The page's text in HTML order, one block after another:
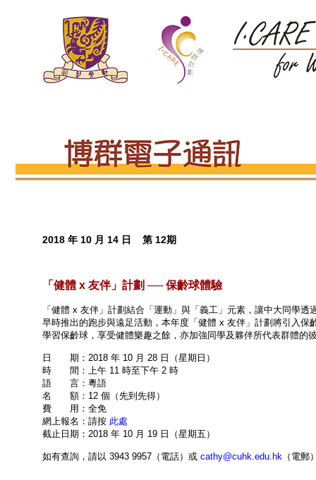
2018 年 10 月 14 日 第 12期
「健體 x 友伴」計劃 ── 保齡球體驗
「健體 x 友伴」計劃結合「運動」與「義工」元素，讓中大同學
早時推出的跑步與遠足活動，本年度「健體 x 友伴」計劃將引入保
學習保齡球，享受健體樂趣之餘，亦加強同學及夥伴所代表群體的
日 期：2018 年 10 月 28 日（星期日）
時 間：上午 11 時至下午 2 時
語 言：粵語
名 額：12 個（先到先得）
費 用：全免
網上報名：請按 此處
截止日期：2018 年 10 月 19 日（星期五）
如有查詢，請以 3943 9957（電話）或 cathy@cuhk.edu.hk （電郵